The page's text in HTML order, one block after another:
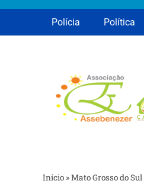
Polícia Política
Início »Mato Grosso do